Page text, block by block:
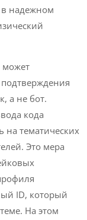
в надежном
может
а не бот.
кода
тематических
Это мера
ID, который
На этом